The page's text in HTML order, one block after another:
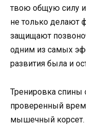
твою общую силу
не только делают
защищают
одним из самых
развития была и
Тренировка спины
проверенный
мышечный корсет.